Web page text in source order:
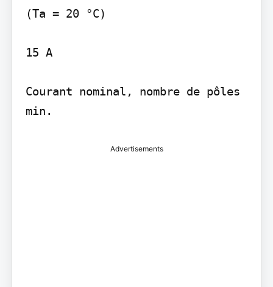
(Ta = 20 °C)
15 A
Courant nominal, nombre de pôles
min.
Advertisements